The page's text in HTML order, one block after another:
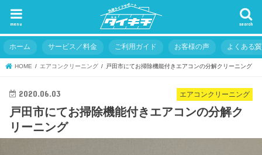
search
menu
ホーム サービス／料金 ご利用ガイド お客様の声 よくある
HOME エアコンクリーニング 戸田市にてお掃除機能付きエアコンの分解クリーニング
エアコンクリーニング
2020.06.03
戸田市にてお掃除機能付きエアコンの分解ク
リーニング